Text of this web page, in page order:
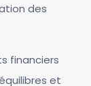
des
financiers
et